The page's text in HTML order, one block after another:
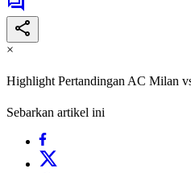
×
Highlight Pertandingan AC Milan
Sebarkan artikel ini